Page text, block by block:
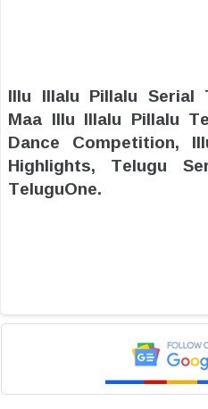
Illu Illalu Pillalu Serial
Maa Illu Illalu Pillalu
Dance Competition,
Highlights, Telugu
TeluguOne.